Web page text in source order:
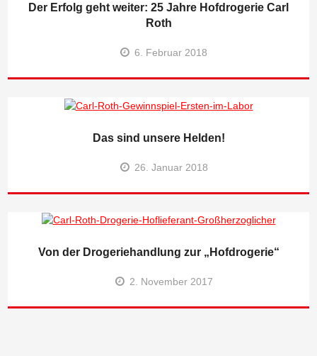
Der Erfolg geht weiter: 25 Jahre Hofdrogerie Carl
Roth
6. Februar 2018
Das sind unsere Helden!
26. Januar 2018
Von der Drogeriehandlung zur „Hofdrogerie“
2. November 2017